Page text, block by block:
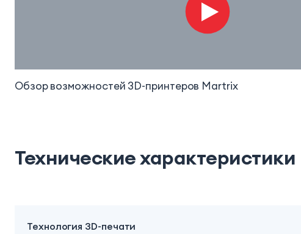
Обзор возможностей 3D-принтеров Martrix
Технические характеристики
Технология 3D-печати